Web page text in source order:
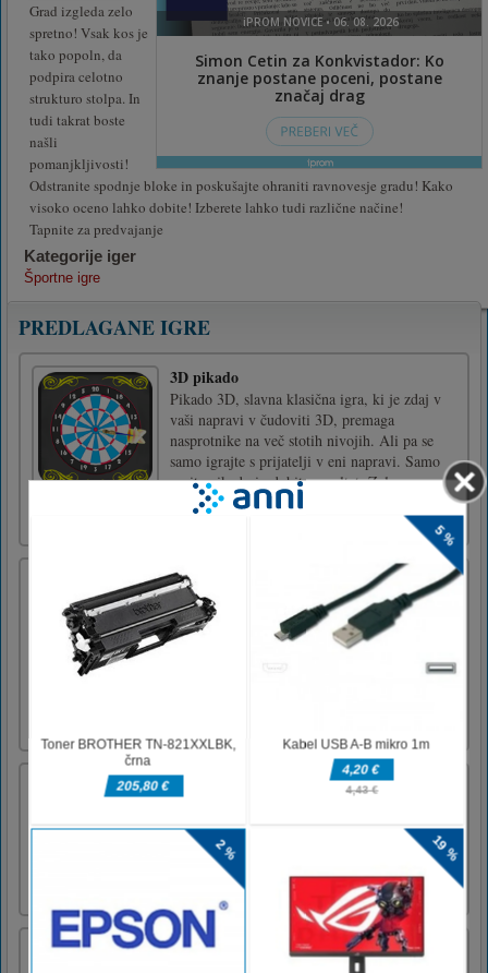
Grad izgleda zelo
spretno! Vsak kos je
tako popoln, da
podpira celotno
strukturo stolpa. In
tudi takrat boste
našli
pomanjkljivosti!
Odstranite spodnje bloke in poskušajte ohraniti ravnovesje gradu! Kako
visoko oceno lahko dobite! Izberete lahko tudi različne načine!
Tapnite za predvajanje
Kategorije iger
Športne igre
PREDLAGANE IGRE
3D pikado
Pikado 3D, slavna klasična igra, ki je zdaj v
vaši napravi v čudoviti 3D, premaga
nasprotnike na več stotih nivojih. Ali pa se
samo igrajte s prijatelji v eni napravi. Samo
vrzite pikado in dobite rezultat. Zelo
enostavno za začetek, vendar težko
Anime Dress Up – Doll Dress Up
Anime Dress Up - Doll Dress Up je
brezplačna spletna igra. Tekmovali boste z
drugo modno navdušenko. V igri je veliko
naključno prikazanih prizorov. Zavedajte se,
the penguin as far as possible!! Bounce in the
jungle to reach the end. Collect coins to buy
upgrades and fly more distance.asdasdasdasdas
Sailor Girls Avatar Maker